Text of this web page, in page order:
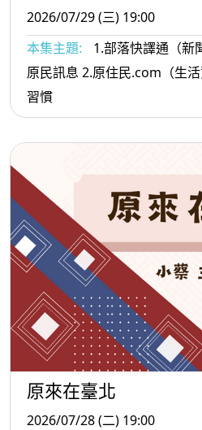
2026/07/29 (三) 19:00
本集主題:
1.部落快譯通（新
原民訊息 2.原住民.com（生活資訊）：抗發炎的飲食
習慣
原來在臺北
2026/07/28 (二) 19:00